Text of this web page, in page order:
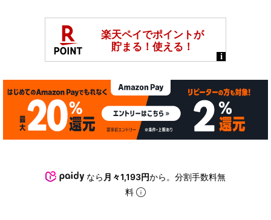
なら 月々1,193円から。分割手数料無
料